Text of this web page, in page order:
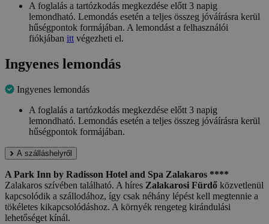
A foglalás a tartózkodás megkezdése előtt 3 napig
lemondható. Lemondás esetén a teljes összeg jóváírásra kerül
hűségpontok formájában. A lemondást a felhasználói
fiókjában ittvégezheti el.
Ingyenes lemondás
Ingyenes lemondás
A foglalás a tartózkodás megkezdése előtt 3 napig
lemondható. Lemondás esetén a teljes összeg jóváírásra kerül
hűségpontok formájában.
A szálláshelyről
A Park Inn by Radisson Hotel and Spa Zalakaros ****
Zalakaros szívében található. A híres Zalakarosi Fürdő közvetlenül
kapcsolódik a szállodához, így csak néhány lépést kell megtennie a
tökéletes kikapcsolódáshoz. A környék rengeteg kirándulási
lehetőséget kínál.